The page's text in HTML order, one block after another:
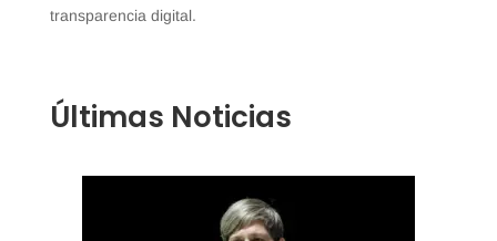
transparencia digital.
Últimas Noticias